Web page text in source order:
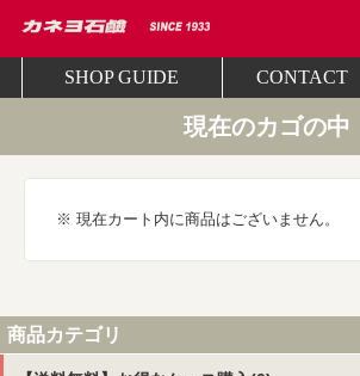
SHOP GUIDE CONTACT
現在のカゴの中
※ 現在カート内に商品はございません。
商品カテゴリ